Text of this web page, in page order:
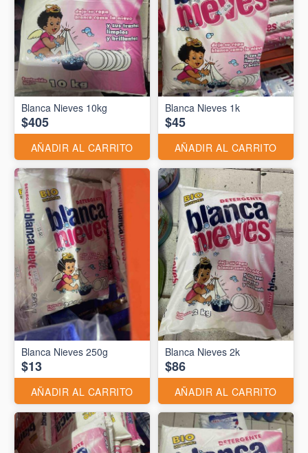
Blanca Nieves 10kg
$405
AÑADIR AL CARRITO
Blanca Nieves 1k
$45
AÑADIR AL CARRITO
Blanca Nieves 250g
$13
AÑADIR AL CARRITO
Blanca Nieves 2k
$86
AÑADIR AL CARRITO